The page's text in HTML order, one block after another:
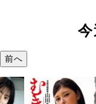
前へ